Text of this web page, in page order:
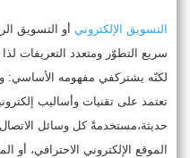
التسويق الإلكتروني أو التسويق
سريع التطوّر ومتعدد التعريفات
لكنّه يشتركفي مفهومه الأساسي:
تعتمد على تقنيات وأساليب
حديثة،مستخدمةً كل وسائل
الموقع الإلكتروني الاحترافي، أو